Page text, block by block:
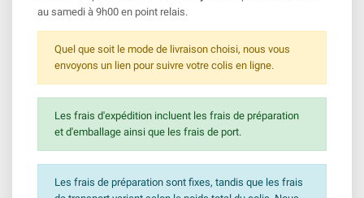
au samedi à 9h00 en point relais.
Quel que soit le mode de livraison choisi, nous vous
envoyons un lien pour suivre votre colis en ligne.
Les frais d'expédition incluent les frais de préparation
et d'emballage ainsi que les frais de port.
Les frais de préparation sont fixes, tandis que les frais